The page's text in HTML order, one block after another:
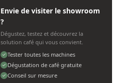
Envie de visiter le showroom
?
Dégustez, testez et découvrez la
solution café qui vous convient.
Tester toutes les machines
Dégustation de café gratuite
Conseil sur mesure